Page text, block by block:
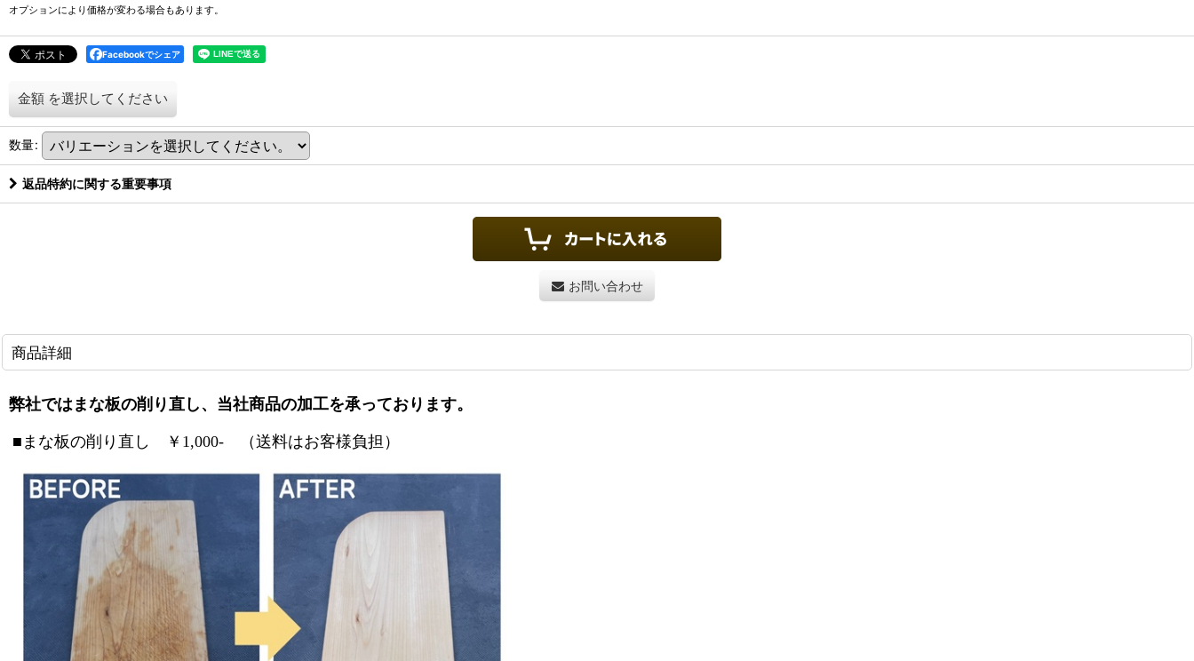
オプションにより価格が変わる場合もあります。
Facebookでシェア
金額 を選択してください
数量:
返品特約に関する重要事項
お問い合わせ
商品詳細
弊社ではまな板の削り直し、当社商品の加工を承っております。
■まな板の削り直し ￥1,000- （送料はお客様負担）